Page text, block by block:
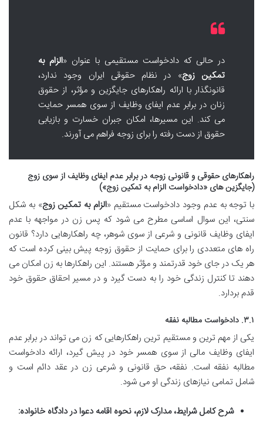
در حالی که دادخواست مستقیمی با عنوان «الزام به
تمکین زوج» در نظام حقوقی ایران وجود ندارد،
قانونگذار با ارائه راهکارهای جایگزین و مؤثر، از حقوق
زنان در برابر عدم ایفای وظایف از سوی همسر حمایت
می کند. این مسیرها، امکان جبران خسارت و بازیابی
حقوق از دست رفته را برای زوجه فراهم می آورند.
راهکارهای حقوقی و قانونی زوجه در برابر عدم ایفای وظایف از سوی زوج
(جایگزین های «دادخواست الزام به تمکین زوج»)
با توجه به عدم وجود دادخواست مستقیم «الزام به تمکین زوج» به شکل
سنتی، این سوال اساسی مطرح می شود که پس زن در مواجهه با عدم
ایفای وظایف قانونی و شرعی از سوی شوهر، چه راهکارهایی دارد؟ قانون
راه های متعددی را برای حمایت از حقوق زوجه پیش بینی کرده است که
هر یک در جای خود قدرتمند و مؤثر هستند. این راهکارها به زن امکان می
دهند تا کنترل زندگی خود را به دست گیرد و در مسیر احقاق حقوق خود
قدم بردارد.
۳.۱. دادخواست مطالبه نفقه
یکی از مهم ترین و مستقیم ترین راهکارهایی که زن می تواند در برابر عدم
ایفای وظایف مالی از سوی همسر خود در پیش گیرد، ارائه دادخواست
مطالبه نفقه است. نفقه، حق قانونی و شرعی زن در عقد دائم است و
شامل تمامی نیازهای زندگی او می شود.
شرح کامل شرایط، مدارک لازم، نحوه اقامه دعوا در دادگاه خانواده: